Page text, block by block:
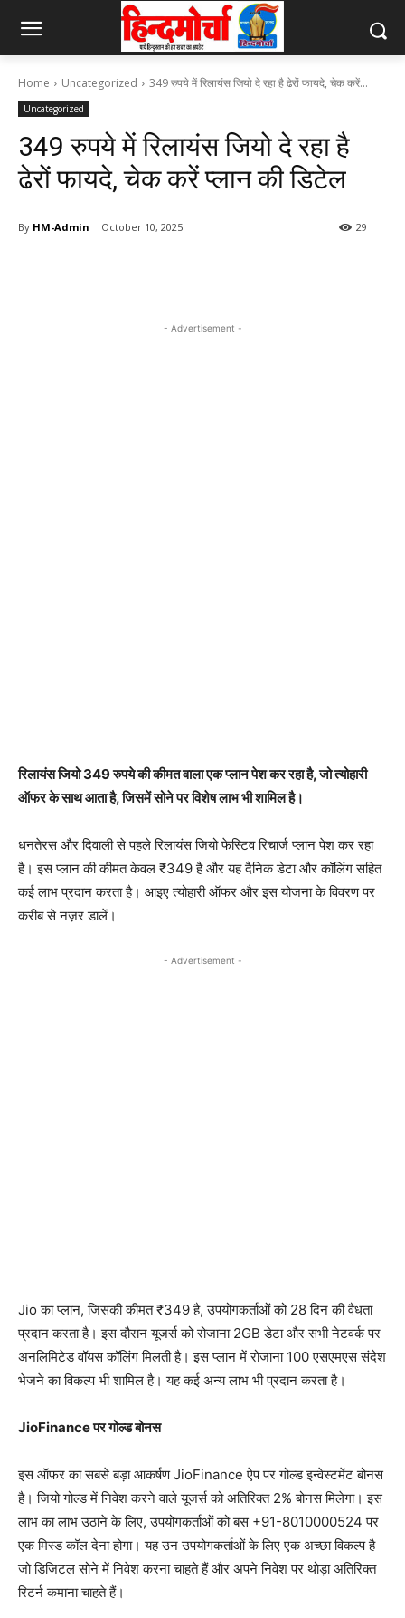
Home Uncategorized 349 रुपये में रिलायंस जियो दे रहा है ढेरों फायदे, चेक करें...
Uncategorized
349 रुपये में रिलायंस जियो दे रहा है
ढेरों फायदे, चेक करें प्लान की डिटेल
By HM-Admin October 10, 2025 29
- Advertisement -
रिलायंस जियो 349 रुपये की कीमत वाला एक प्लान पेश कर रहा है, जो त्योहारी
ऑफर के साथ आता है, जिसमें सोने पर विशेष लाभ भी शामिल है।
धनतेरस और दिवाली से पहले रिलायंस जियो फेस्टिव रिचार्ज प्लान पेश कर रहा
है। इस प्लान की कीमत केवल ₹349 है और यह दैनिक डेटा और कॉलिंग सहित
कई लाभ प्रदान करता है। आइए त्योहारी ऑफर और इस योजना के विवरण पर
करीब से नज़र डालें।
- Advertisement -
Jio का प्लान, जिसकी कीमत ₹349 है, उपयोगकर्ताओं को 28 दिन की वैधता
प्रदान करता है। इस दौरान यूजर्स को रोजाना 2GB डेटा और सभी नेटवर्क पर
अनलिमिटेड वॉयस कॉलिंग मिलती है। इस प्लान में रोजाना 100 एसएमएस संदेश
भेजने का विकल्प भी शामिल है। यह कई अन्य लाभ भी प्रदान करता है।
JioFinance पर गोल्ड बोनस
इस ऑफर का सबसे बड़ा आकर्षण JioFinance ऐप पर गोल्ड इन्वेस्टमेंट बोनस
है। जियो गोल्ड में निवेश करने वाले यूजर्स को अतिरिक्त 2% बोनस मिलेगा। इस
लाभ का लाभ उठाने के लिए, उपयोगकर्ताओं को बस +91-8010000524 पर
एक मिस्ड कॉल देना होगा। यह उन उपयोगकर्ताओं के लिए एक अच्छा विकल्प है
जो डिजिटल सोने में निवेश करना चाहते हैं और अपने निवेश पर थोड़ा अतिरिक्त
रिटर्न कमाना चाहते हैं।